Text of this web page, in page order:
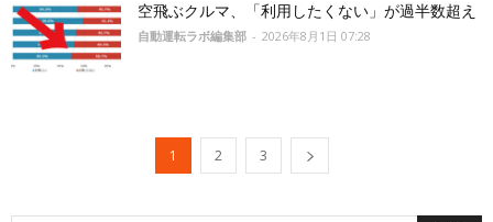
空飛ぶクルマ、「利用したくない」が過半数超え
自動運転ラボ編集部 - 2026年8月1日 07:28
1 2 3